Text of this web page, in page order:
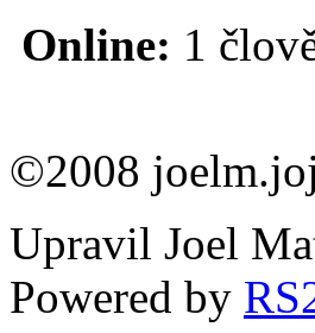
Online: 1
©2008
Upravil Joel
Powered by